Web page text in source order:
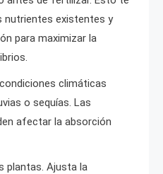
nutrientes existentes y
para maximizar la
climáticas
o sequías. Las
afectar la absorción
plantas. Ajusta la